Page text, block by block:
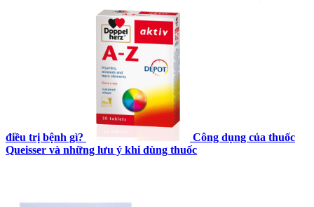
điều trị bệnh gì?
Công dụng của thuốc
Queisser và những lưu ý khi dùng thuốc